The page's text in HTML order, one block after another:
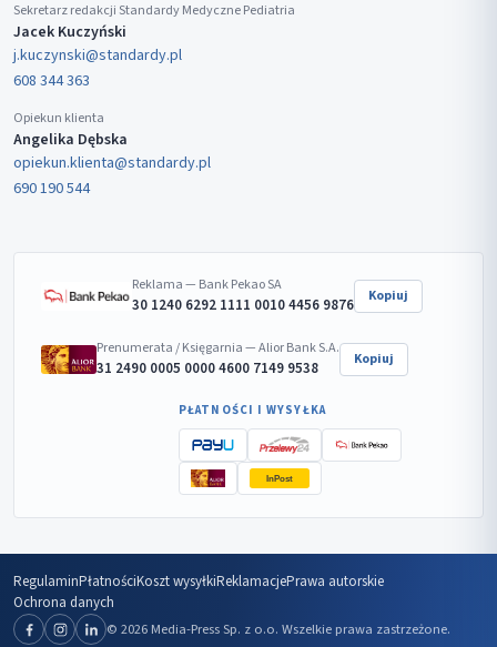
Sekretarz redakcji Standardy Medyczne Pediatria
Jacek Kuczyński
j.kuczynski@standardy.pl
608 344 363
Opiekun klienta
Angelika Dębska
opiekun.klienta@standardy.pl
690 190 544
Reklama — Bank Pekao SA
30 1240 6292 1111 0010 4456 9876 Kopiuj
Prenumerata / Księgarnia — Alior Bank S.A.
31 2490 0005 0000 4600 7149 9538 Kopiuj
PŁATNOŚCI I WYSYŁKA
InPost
RegulaminPłatnościKoszt wysyłkiReklamacjePrawa autorskie
Ochrona danych
© 2026 Media-Press Sp. z o.o. Wszelkie prawa zastrzeżone.